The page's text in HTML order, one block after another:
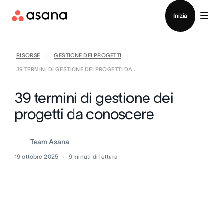
Inizia
RISORSE GESTIONE DEI PROGETTI
39 TERMINI DI GESTIONE DEI PROGETTI DA ...
39 termini di gestione dei
progetti da conoscere
Team Asana
19 ottobre 2025 9 minuti di lettura